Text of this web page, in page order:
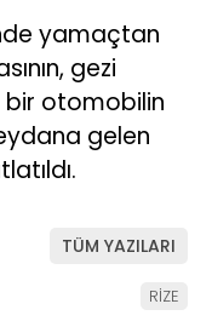
yamaçtan
gezi
bir otomobilin
gelen
TÜM YAZILARI
RİZE